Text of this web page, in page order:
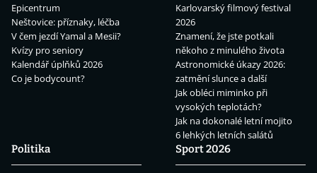
Epicentrum
Neštovice: příznaky, léčba
V čem jezdí Yamal a Mesii?
Kvízy pro seniory
Kalendář úplňků 2026
Co je bodycount?
Karlovarský filmový festival
2026
Znamení, že jste potkali
někoho z minulého života
Astronomické úkazy 2026:
zatmění slunce a další
Jak obléci miminko při
vysokých teplotách?
Jak na dokonalé letní mojito
6 lehkých letních salátů
Politika
Sport 2026